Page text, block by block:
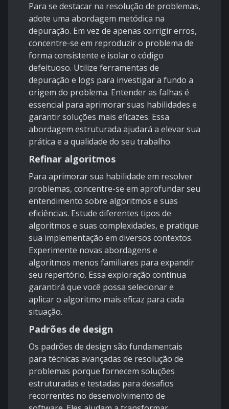
Para se destacar na resolução de problemas,
adote uma abordagem metódica na
depuração. Em vez de apenas corrigir erros,
concentre-se em reproduzir o problema de
forma consistente e isolar o código
defeituoso. Utilize ferramentas de
depuração e logs para investigar a fundo a
origem do problema. Entender as falhas é
essencial para aprimorar suas habilidades e
garantir soluções mais eficazes. Essa
abordagem estruturada ajudará a elevar sua
prática e a qualidade do seu trabalho.
Refinar algoritmos
Para aprimorar sua habilidade em resolver
problemas, concentre-se em aprofundar seu
entendimento sobre algoritmos e suas
eficiências. Estude diferentes tipos de
algoritmos e suas complexidades, e pratique
sua implementação em diversos contextos.
Experimente novas abordagens e
algoritmos menos familiares para expandir
seu repertório. Essa exploração contínua
garantirá que você possa selecionar e
aplicar o algoritmo mais eficaz para cada
situação.
Padrões de design
Os padrões de design são fundamentais
para técnicas avançadas de resolução de
problemas porque fornecem soluções
estruturadas e testadas para desafios
recorrentes no desenvolvimento de